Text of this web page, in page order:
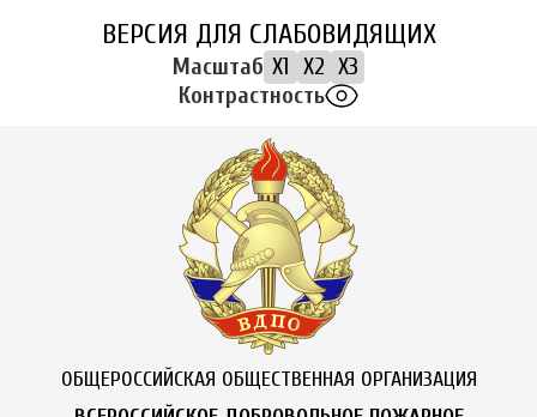
ВЕРСИЯ ДЛЯ СЛАБОВИДЯЩИХ
Масштаб X1 X2 X3
Контрастность
ОБЩЕРОССИЙСКАЯ ОБЩЕСТВЕННАЯ ОРГАНИЗАЦИЯ